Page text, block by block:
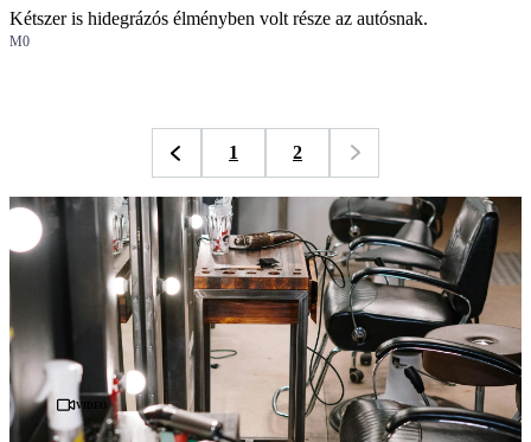
Kétszer is hidegrázós élményben volt része az autósnak.
M0
1 2
Videó